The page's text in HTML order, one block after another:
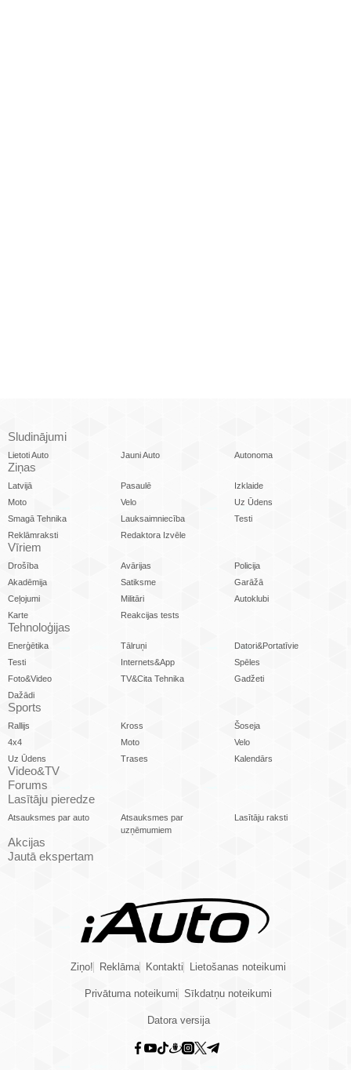
Sludinājumi
Lietoti Auto Jauni Auto Autonoma
Ziņas
Latvijā Pasaulē
Izklaide
Moto
Velo
Uz Ūdens
Smagā Tehnika
Lauksaimniecība
Testi
Reklāmraksti
Redaktora Izvēle
Vīriem
Drošība Avārijas
Policija
Akadēmija
Satiksme
Garāžā
Ceļojumi
Militāri
Autoklubi
Karte
Reakcijas tests
Tehnoloģijas
Enerģētika Tālruņi
Datori&Portatīvie
Testi
Internets&App
Spēles
Foto&Video
TV&Cita Tehnika
Gadžeti
Dažādi
Sports
Rallijs Kross
Šoseja
4x4
Moto
Velo
Uz Ūdens
Trases Kalendārs
Video&TV
Forums
Lasītāju pieredze
Atsauksmes par auto
Atsauksmes par
uzņēmumiem
Lasītāju raksti
Akcijas
Jautā ekspertam
Ziņo! Reklāma Kontakti Lietošanas noteikumi
Privātuma noteikumi Sīkdatņu noteikumi
Datora versija